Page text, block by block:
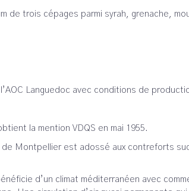
de trois cépages parmi syrah, grenache,
Languedoc avec conditions de
la mention VDQS en mai 1955.
de Montpellier est adossé aux contreforts
d’un climat méditerranéen avec